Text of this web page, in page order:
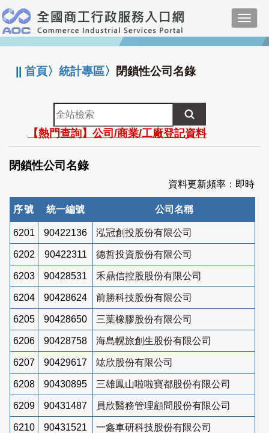
跳
到
主
要
:::
||首頁〉統計專區〉 閉鎖性公司名錄
全
站
檢
索
【熱門查詢】公司/商業/工廠登記資料
閉鎖性公司名錄
資料更新頻率：即時
序號 統一編號 公司名稱
6201 90422136 泓冠創投股份有限公司
6202 90422311 德哲投資股份有限公司
6203 90428531 禾鼎信控股股份有限公司
6204 90428624 前勝科技股份有限公司
6205 90428650 三葉橡膠股份有限公司
6206 90428758 海島幌旅創生股份有限公司
6207 90429617 竑欣股份有限公司
6208 90430895 三雄鳳山啦啦寶都股份有限公司
6209 90431487 員欣醫務管理顧問股份有限公司
6210 90431521 一鑫車研科技股份有限公司